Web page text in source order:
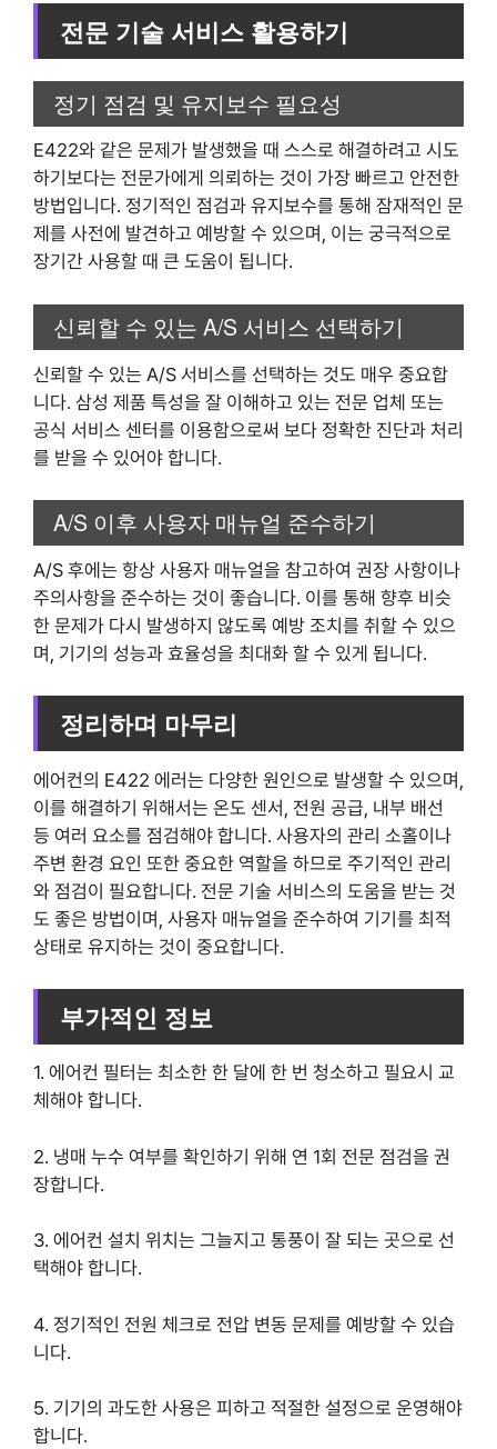
전문 기술 서비스 활용하기
정기 점검 및 유지보수 필요성
E422와 같은 문제가 발생했을 때 스스로 해결하려고 시도
하기보다는 전문가에게 의뢰하는 것이 가장 빠르고 안전한
방법입니다. 정기적인 점검과 유지보수를 통해 잠재적인 문
제를 사전에 발견하고 예방할 수 있으며, 이는 궁극적으로
장기간 사용할 때 큰 도움이 됩니다.
신뢰할 수 있는 A/S 서비스 선택하기
신뢰할 수 있는 A/S 서비스를 선택하는 것도 매우 중요합
니다. 삼성 제품 특성을 잘 이해하고 있는 전문 업체 또는
공식 서비스 센터를 이용함으로써 보다 정확한 진단과 처리
를 받을 수 있어야 합니다.
A/S 이후 사용자 매뉴얼 준수하기
A/S 후에는 항상 사용자 매뉴얼을 참고하여 권장 사항이나
주의사항을 준수하는 것이 좋습니다. 이를 통해 향후 비슷
한 문제가 다시 발생하지 않도록 예방 조치를 취할 수 있으
며, 기기의 성능과 효율성을 최대화 할 수 있게 됩니다.
정리하며 마무리
에어컨의 E422 에러는 다양한 원인으로 발생할 수 있으며,
이를 해결하기 위해서는 온도 센서, 전원 공급, 내부 배선
등 여러 요소를 점검해야 합니다. 사용자의 관리 소홀이나
주변 환경 요인 또한 중요한 역할을 하므로 주기적인 관리
와 점검이 필요합니다. 전문 기술 서비스의 도움을 받는 것
도 좋은 방법이며, 사용자 매뉴얼을 준수하여 기기를 최적
상태로 유지하는 것이 중요합니다.
부가적인 정보
1. 에어컨 필터는 최소한 한 달에 한 번 청소하고 필요시 교
체해야 합니다.
2. 냉매 누수 여부를 확인하기 위해 연 1회 전문 점검을 권
장합니다.
3. 에어컨 설치 위치는 그늘지고 통풍이 잘 되는 곳으로 선
택해야 합니다.
4. 정기적인 전원 체크로 전압 변동 문제를 예방할 수 있습
니다.
5. 기기의 과도한 사용은 피하고 적절한 설정으로 운영해야
합니다.